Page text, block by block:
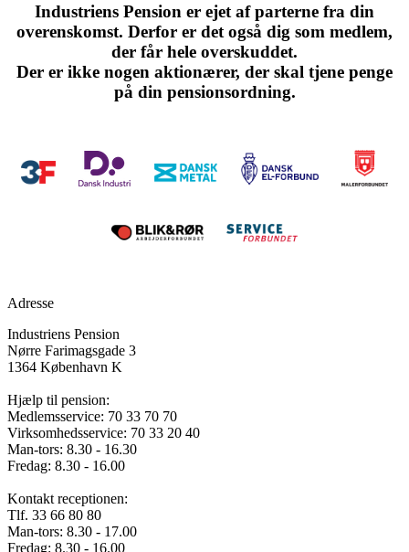
Industriens Pension er ejet af parterne fra din
overenskomst. Derfor er det også dig som medlem,
der får hele overskuddet.
Der er ikke nogen aktionærer, der skal tjene penge
på din pensionsordning.
Adresse
Industriens Pension
Nørre Farimagsgade 3
1364 København K
Hjælp til pension:
Medlemsservice: 70 33 70 70
Virksomhedsservice: 70 33 20 40
Man-tors: 8.30 - 16.30
Fredag: 8.30 - 16.00
Kontakt receptionen:
Tlf. 33 66 80 80
Man-tors: 8.30 - 17.00
Fredag: 8.30 - 16.00